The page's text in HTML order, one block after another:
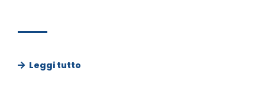
Leggi tutto